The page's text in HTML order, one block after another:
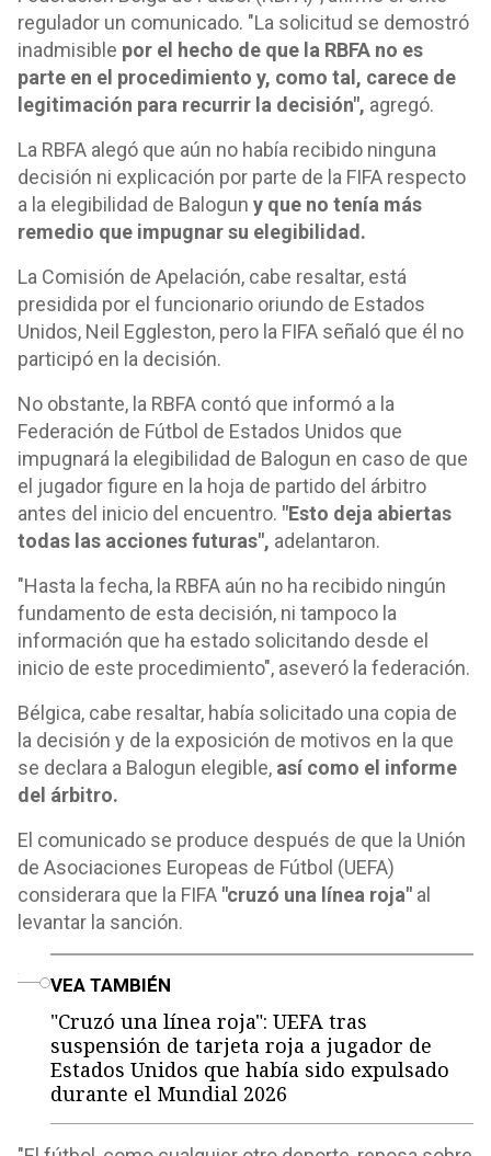
regulador un comunicado. "La solicitud se demostró
inadmisible por el hecho de que la RBFA no es
parte en el procedimiento y, como tal, carece de
legitimación para recurrir la decisión", agregó.
La RBFA alegó que aún no había recibido ninguna
decisión ni explicación por parte de la FIFA respecto
a la elegibilidad de Balogun y que no tenía más
remedio que impugnar su elegibilidad.
La Comisión de Apelación, cabe resaltar, está
presidida por el funcionario oriundo de Estados
Unidos, Neil Eggleston, pero la FIFA señaló que él no
participó en la decisión.
No obstante, la RBFA contó que informó a la
Federación de Fútbol de Estados Unidos que
impugnará la elegibilidad de Balogun en caso de que
el jugador figure en la hoja de partido del árbitro
antes del inicio del encuentro. "Esto deja abiertas
todas las acciones futuras", adelantaron.
"Hasta la fecha, la RBFA aún no ha recibido ningún
fundamento de esta decisión, ni tampoco la
información que ha estado solicitando desde el
inicio de este procedimiento", aseveró la federación.
Bélgica, cabe resaltar, había solicitado una copia de
la decisión y de la exposición de motivos en la que
se declara a Balogun elegible, así como el informe
del árbitro.
El comunicado se produce después de que la Unión
de Asociaciones Europeas de Fútbol (UEFA)
considerara que la FIFA "cruzó una línea roja" al
levantar la sanción.
VEA TAMBIÉN
"Cruzó una línea roja": UEFA tras
suspensión de tarjeta roja a jugador de
Estados Unidos que había sido expulsado
durante el Mundial 2026